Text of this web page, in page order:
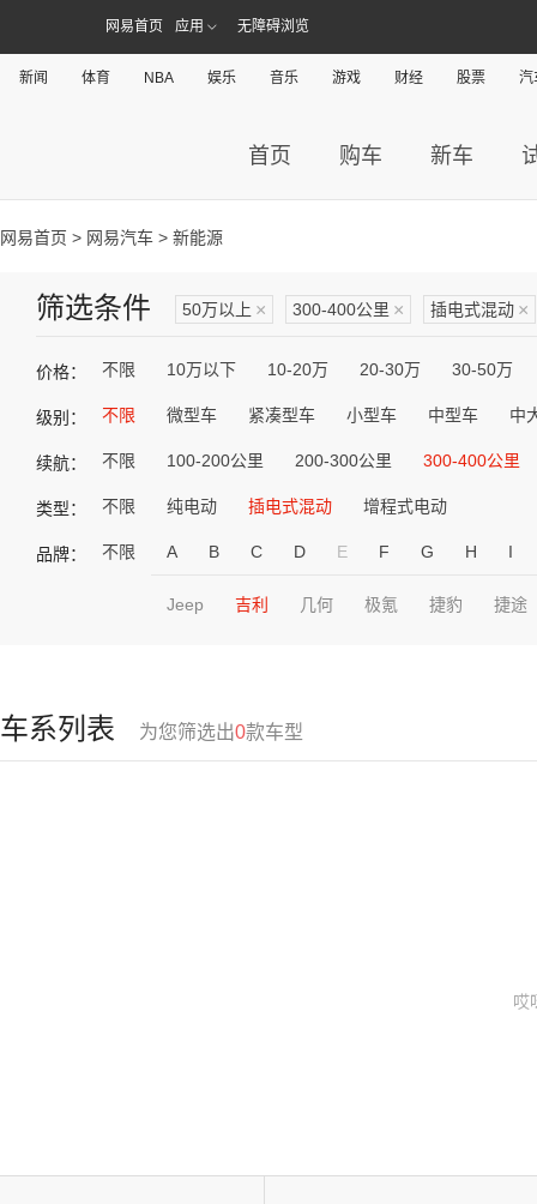
网易首页 应用 无障碍浏览
新闻 体育 NBA 娱乐 音乐 游戏 财经 股票 汽
首页 购车 新车
网易首页 > 网易汽车 > 新能源
筛选条件 50万以上 × 300-400公里 × 插电式混动 ×
价格： 不限 10万以下 10-20万 20-30万 30-50万
级别： 不限 微型车 紧凑型车 小型车 中型车 中
续航： 不限 100-200公里 200-300公里 300-400公里
类型： 不限 纯电动 插电式混动 增程式电动
品牌： 不限 A B C D E F G H I
Jeep 吉利 几何 极氪 捷豹 捷途
车系列表 为您筛选出0款车型
哎